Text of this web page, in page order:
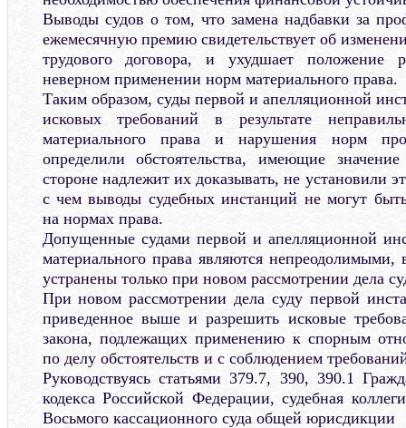
Выводы судов о том, что замена надбавки за
ежемесячную премию свидетельствует об
трудового договора, и ухудшает положение
неверном применении норм материального права.
Таким образом, суды первой и апелляционной
исковых требований в результате
материального права и нарушения норм
определили обстоятельства, имеющие
стороне надлежит их доказывать, не установили
с чем выводы судебных инстанций не могут
на нормах права.
Допущенные судами первой и апелляционной
материального права являются
устранены только при новом рассмотрении дела
При новом рассмотрении дела суду первой
приведенное выше и разрешить исковые
закона, подлежащих применению к спорным
по делу обстоятельств и с соблюдением
Руководствуясь статьями 379.7, 390, 390.1
кодекса Российской Федерации, судебная
Восьмого кассационного суда общей юрисдикции